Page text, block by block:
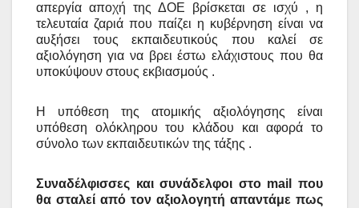
απεργία αποχή της ΔΟΕ βρίσκεται σε ισχύ , η
τελευταία ζαριά που παίζει η κυβέρνηση είναι να
αυξήσει τους εκπαιδευτικούς που καλεί σε
αξιολόγηση για να βρει έστω ελάχιστους που θα
υποκύψουν στους εκβιασμούς .
Η υπόθεση της ατομικής αξιολόγησης είναι
υπόθεση ολόκληρου του κλάδου και αφορά το
σύνολο των εκπαιδευτικών της τάξης .
Συναδέλφισσες και συνάδελφοι στο mail
που
θα σταλεί από τον αξιολογητή απαντάμε πως